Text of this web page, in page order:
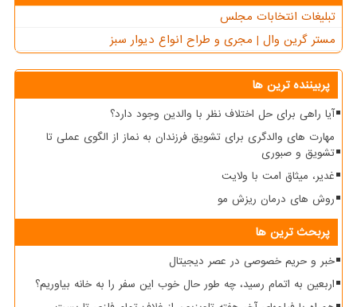
تبلیغات انتخابات مجلس
مستر گرین وال | مجری و طراح انواع دیوار سبز
پربیننده ترین ها
آیا راهی برای حل اختلاف نظر با والدین وجود دارد؟
مهارت های والدگری برای تشویق فرزندان به نماز از الگوی عملی تا
تشویق و صبوری
غدیر، میثاق امت با ولایت
روش های درمان ریزش مو
پربحث ترین ها
خبر و حریم خصوصی در عصر دیجیتال
اربعین به اتمام رسید، چه طور حال خوب این سفر را به خانه بیاوریم؟